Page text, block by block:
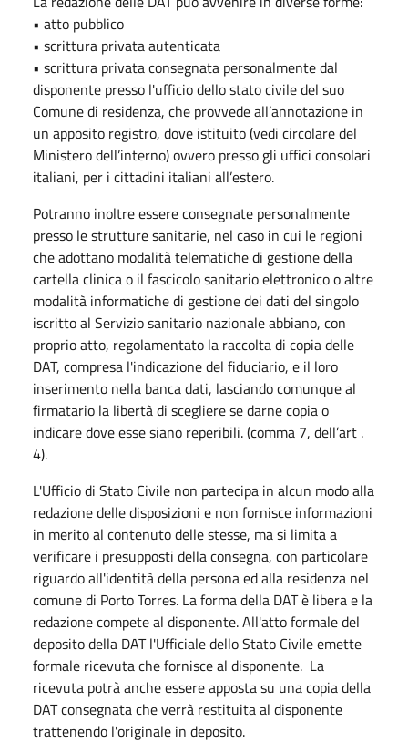
• atto pubblico
• scrittura privata autenticata
• scrittura privata consegnata personalmente dal
disponente presso l'ufficio dello stato civile del suo
Comune di residenza, che provvede all’annotazione in
un apposito registro, dove istituito (vedi circolare del
Ministero dell’interno) ovvero presso gli uffici consolari
italiani, per i cittadini italiani all’estero.
Potranno inoltre essere consegnate personalmente
presso le strutture sanitarie, nel caso in cui le regioni
che adottano modalità telematiche di gestione della
cartella clinica o il fascicolo sanitario elettronico o altre
modalità informatiche di gestione dei dati del singolo
iscritto al Servizio sanitario nazionale abbiano, con
proprio atto, regolamentato la raccolta di copia delle
DAT, compresa l'indicazione del fiduciario, e il loro
inserimento nella banca dati, lasciando comunque al
firmatario la libertà di scegliere se darne copia o
indicare dove esse siano reperibili. (comma 7, dell’art .
4).
L'Ufficio di Stato Civile non partecipa in alcun modo alla
redazione delle disposizioni e non fornisce informazioni
in merito al contenuto delle stesse, ma si limita a
verificare i presupposti della consegna, con particolare
riguardo all'identità della persona ed alla residenza nel
comune di Porto Torres. La forma della DAT è libera e la
redazione compete al disponente. All'atto formale del
deposito della DAT l'Ufficiale dello Stato Civile emette
formale ricevuta che fornisce al disponente. La
ricevuta potrà anche essere apposta su una copia della
DAT consegnata che verrà restituita al disponente
trattenendo l'originale in deposito.